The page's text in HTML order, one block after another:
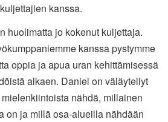
kanssa.
huolimatta jo kokenut kuljettaja.
kanssa pystymme
oppia ja apua uran kehittämisessä
alkaen. Daniel on väläytellyt
nähdä, millainen
on ja millä osa-alueilla nähdään